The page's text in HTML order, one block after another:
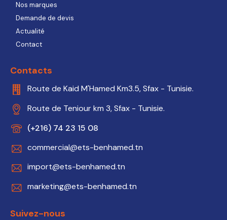
Nos marques
Demande de devis
Actualité
Contact
Contacts
Route de Kaid M'Hamed Km3.5, Sfax - Tunisie.
Route de Teniour km 3, Sfax - Tunisie.
(+216) 74 23 15 08
commercial@ets-benhamed.tn
import@ets-benhamed.tn
marketing@ets-benhamed.tn
Suivez-nous